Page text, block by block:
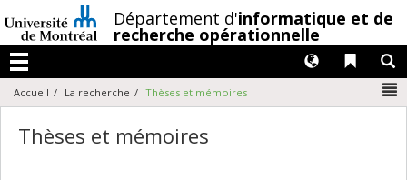
au
contenu
/Département d'informatique et de
recherche opérationnelle
Menu
Liens
Langues
Accueil La recherche Thèses et mémoires
Thèses et mémoires